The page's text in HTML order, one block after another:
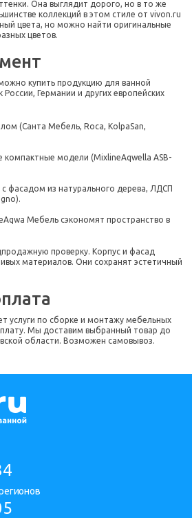
Она выглядит дорого, но в то же
коллекций в этом стиле от vivon.ru
цвета, но можно найти оригинальные
цветов.
купить продукцию для ванной
Германии и других европейских
(Санта Мебель, Roca, KolpaSan,
компактные модели (MixlineAqwella ASB-
фасадом из натурального дерева, ЛДСП
Мебель сэкономят пространство в
проверку. Корпус и фасад
материалов. Они сохранят эстетичный
услуги по сборке и монтажу мебельных
Мы доставим выбранный товар до
области. Возможен самовывоз.